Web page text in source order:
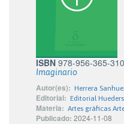
ISBN 978-956-365-
Imaginario
Autor(es): Herrera
Editorial: Editorial
Materia: Artes gráficas
Publicado: 2024-11-08